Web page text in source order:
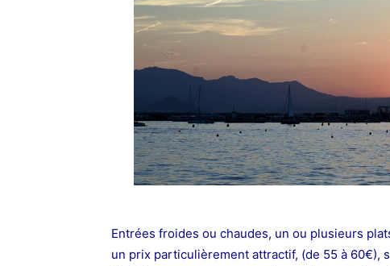
Entrées froides ou chaudes, un ou plusieurs
un prix particulièrement attractif, (de 55 à 60€),